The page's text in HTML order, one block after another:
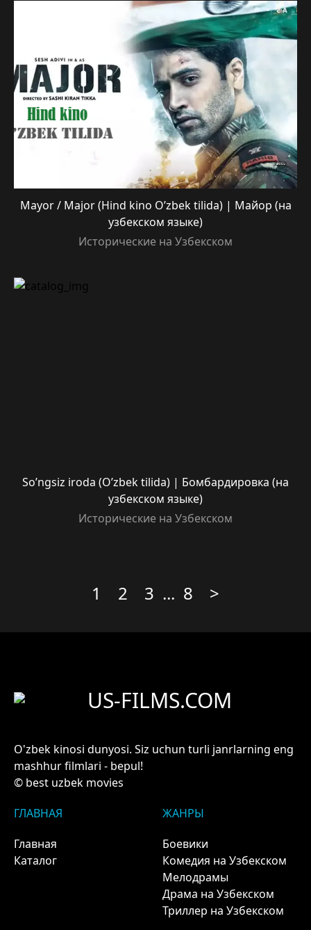
Mayor / Major (Hind kino O’zbek tilida) | Майор (на
узбекском языке)
Исторические на Узбекском
So’ngsiz iroda (O’zbek tilida) | Бомбардировка (на
узбекском языке)
Исторические на Узбекском
1 2 3 ... 8 >
US-FILMS.COM
O'zbek kinosi dunyosi. Siz uchun turli janrlarning eng
mashhur filmlari - bepul!
© best uzbek movies
ГЛАВНАЯ
Главная
Каталог
ЖАНРЫ
Боевики
Комедия на Узбекском
Мелодрамы
Драма на Узбекском
Триллер на Узбекском